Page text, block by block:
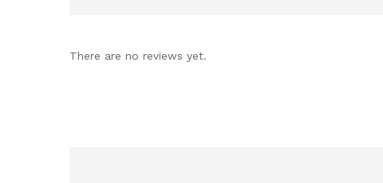
There are no reviews yet.